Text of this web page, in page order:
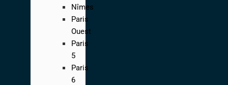
Nîmes
Paris
Ouest
Paris
5
Paris
6